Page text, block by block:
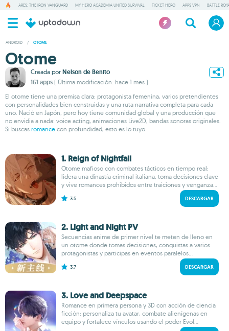
ARES: THE IRON VANGUARD MY HERO ACADEMIA UNITED SURVIVAL TICKET HERO APPS VPN BATTLE
ANDROID / OTOME
Otome
Creada por Nelson de Benito
161 apps ( Última modificación: hace 1 mes )
El otome tiene una premisa clara: protagonista femenina, varios pretendientes
con personalidades bien construidas y una ruta narrativa completa para cada
uno. Nació en Japón, pero hoy tiene comunidad global y una producción que
no envidia a nada: voice acting, animaciones Live2D, bandas sonoras originales.
Si buscas romance con profundidad, esto es lo tuyo.
1. Reign of Nightfall
Otome mafioso con combates tácticos en tiempo real:
lidera una dinastía criminal italiana, toma decisiones clave
y vive romances prohibidos entre traiciones y venganza...
3.5 DESCARGAR
2. Light and Night PV
Secuencias anime de primer nivel te meten de lleno en
un otome donde tomas decisiones, conquistas a varios
protagonistas y participas en eventos paralelos...
3.7 DESCARGAR
3. Love and Deepspace
Romance en primera persona y 3D con acción de ciencia
ficción: personaliza tu avatar, combate alienígenas en
equipo y fortalece vínculos usando el poder Evol...